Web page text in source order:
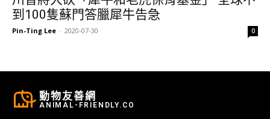
到100隻蘇門答臘犀牛告急
Pin-Ting Lee - 2020-07-30 0
動物友善網
ANIMAL-FRIENDLY.CO